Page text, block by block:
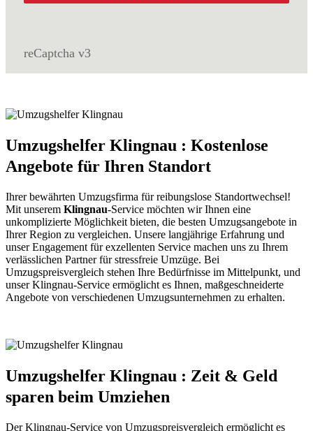
reCaptcha v3
Umzugshelfer Klingnau : Kostenlose
Angebote für Ihren Standort
Ihrer bewährten Umzugsfirma für reibungslose Standortwechsel!
Mit unserem Klingnau-Service möchten wir Ihnen eine
unkomplizierte Möglichkeit bieten, die besten Umzugsangebote in
Ihrer Region zu vergleichen. Unsere langjährige Erfahrung und
unser Engagement für exzellenten Service machen uns zu Ihrem
verlässlichen Partner für stressfreie Umzüge. Bei
Umzugspreisvergleich stehen Ihre Bedürfnisse im Mittelpunkt, und
unser Klingnau-Service ermöglicht es Ihnen, maßgeschneiderte
Angebote von verschiedenen Umzugsunternehmen zu erhalten.
Umzugshelfer Klingnau : Zeit & Geld
sparen beim Umziehen
Der Klingnau-Service von Umzugspreisvergleich ermöglicht es